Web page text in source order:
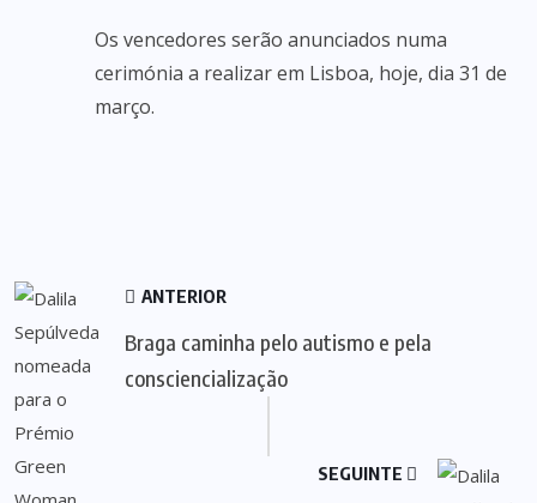
Os vencedores serão anunciados numa
cerimónia a realizar em Lisboa, hoje, dia 31 de
março.
ANTERIOR
Braga caminha pelo autismo e pela
consciencialização
SEGUINTE